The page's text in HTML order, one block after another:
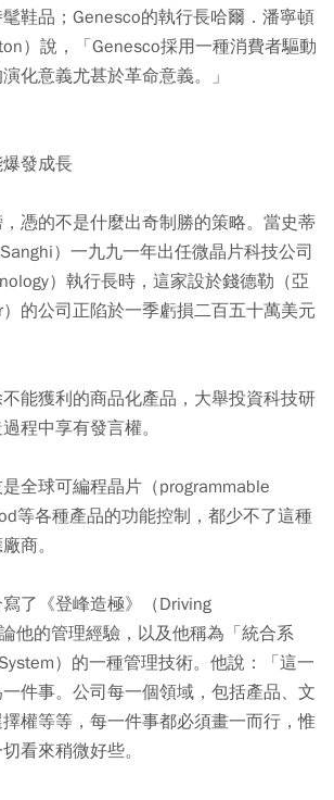
鞋品；Genesco的執行長哈爾．潘寧頓
）說，「Genesco採用一種消費者驅動
化意義尤甚於革命意義。」
發成長
憑的不是什麼出奇制勝的策略。當史蒂
）一九九一年出任微晶片科技公司
）執行長時，這家設於錢德勒（亞
的公司正陷於一季虧損二百五十萬美元
能獲利的商品化產品，大舉投資科技研
程中享有發言權。
全球可編程晶片（programmable
等各種產品的功能控制，都少不了這種
商。
了《登峰造極》（Driving
他的管理經驗，以及他稱為「統合系
）的一種管理技術。他說：「這一
件事。公司每一個領域，包括產品、文
權等等，每一件事都必須畫一而行，惟
看來稍微好些。